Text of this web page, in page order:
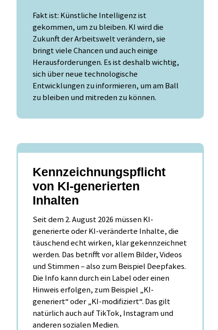
Fakt ist: Künstliche Intelligenz ist
gekommen, um zu bleiben. KI wird die
Zukunft der Arbeitswelt verändern, sie
bringt viele Chancen und auch einige
Herausforderungen. Es ist deshalb wichtig,
sich über neue technologische
Entwicklungen zu informieren, um am Ball
zu bleiben und mitreden zu können.
Kennzeichnungspflicht
von KI-generierten
Inhalten
Seit dem 2. August 2026 müssen KI-
generierte oder KI-veränderte Inhalte, die
täuschend echt wirken, klar gekennzeichnet
werden. Das betrifft vor allem Bilder, Videos
und Stimmen – also zum Beispiel Deepfakes.
Die Info kann durch ein Label oder einen
Hinweis erfolgen, zum Beispiel „KI-
generiert“ oder „KI-modifiziert“. Das gilt
natürlich auch auf TikTok, Instagram und
anderen sozialen Medien.